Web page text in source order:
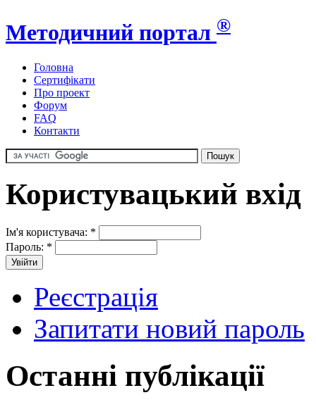
Методичний портал ®
Головна
Сертифікати
Про проект
Форум
FAQ
Контакти
Користувацький вхід
Ім'я користувача: *
Пароль: *
Реєстрація
Запитати новий пароль
Останні публікації